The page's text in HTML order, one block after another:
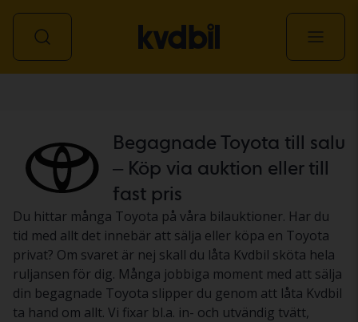
Begagnade Toyota till salu
– Köp via auktion eller till
fast pris
Du hittar många Toyota på våra bilauktioner. Har du
tid med allt det innebär att sälja eller köpa en Toyota
privat? Om svaret är nej skall du låta Kvdbil sköta hela
ruljansen för dig. Många jobbiga moment med att sälja
din begagnade Toyota slipper du genom att låta Kvdbil
ta hand om allt. Vi fixar bl.a. in- och utvändig tvätt,